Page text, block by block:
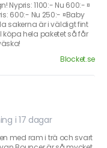
Nypris: 1100:- Nu 600:- ¤
600:- Nu 250:- ¤Baby
sakerna är i väldigt fint
köpa hela paketet så får
Blocket.se
i 17 dagar
med ram i trä och svart